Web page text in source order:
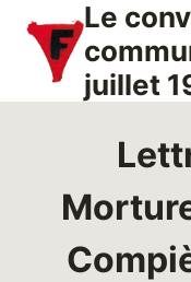
contenu
Le
juillet